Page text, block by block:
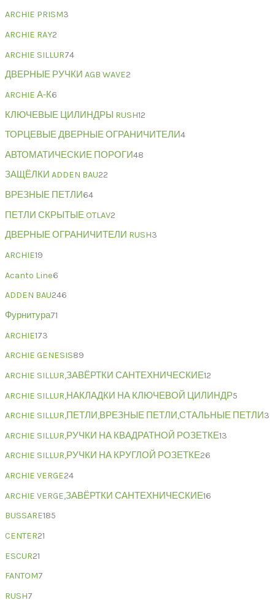
ARCHIE PRISM3
ARCHIE RAY2
ARCHIE SILLUR74
ДВЕРНЫЕ РУЧКИ AGB WAVE2
ARCHIE А-К6
КЛЮЧЕВЫЕ ЦИЛИНДРЫ RUSH12
ТОРЦЕВЫЕ ДВЕРНЫЕ ОГРАНИЧИТЕЛИ4
АВТОМАТИЧЕСКИЕ ПОРОГИ48
ЗАЩЁЛКИ ADDEN BAU22
ВРЕЗНЫЕ ПЕТЛИ64
ПЕТЛИ СКРЫТЫЕ OTLAV2
ДВЕРНЫЕ ОГРАНИЧИТЕЛИ RUSH3
ARCHIE19
Acanto Line6
ADDEN BAU246
Фурнитура71
ARCHIE173
ARCHIE GENESIS89
ARCHIE SILLUR,ЗАВЁРТКИ САНТЕХНИЧЕСКИЕ12
ARCHIE SILLUR,НАКЛАДКИ НА КЛЮЧЕВОЙ ЦИЛИНДР5
ARCHIE SILLUR,ПЕТЛИ,ВРЕЗНЫЕ ПЕТЛИ,СТАЛЬНЫЕ ПЕТЛИ3
ARCHIE SILLUR,РУЧКИ НА КВАДРАТНОЙ РОЗЕТКЕ13
ARCHIE SILLUR,РУЧКИ НА КРУГЛОЙ РОЗЕТКЕ26
ARCHIE VERGE24
ARCHIE VERGE,ЗАВЁРТКИ САНТЕХНИЧЕСКИЕ16
BUSSARE185
CENTER21
ESCUR21
FANTOM7
RUSH7